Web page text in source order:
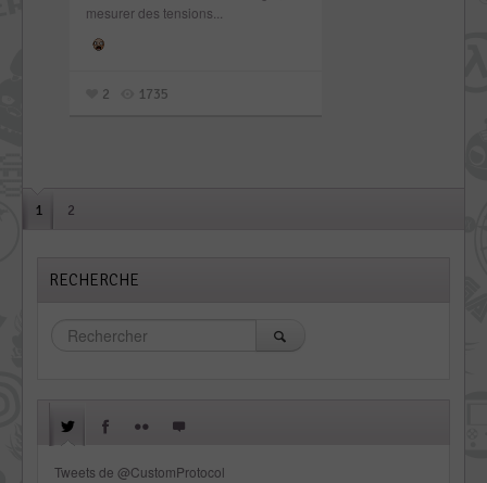
mesurer des tensions...
2 1735
1 2
RECHERCHE
Tweets de @CustomProtocol